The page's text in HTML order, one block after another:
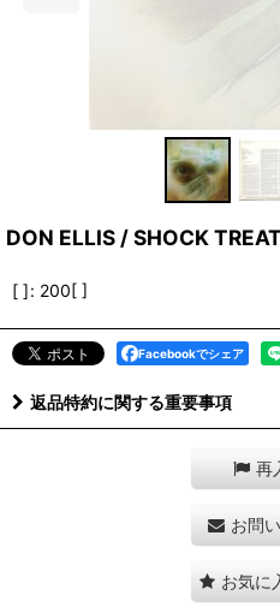
DON ELLIS / SHOCK
[ ]: 200[ ]
Facebookでシェア
返品特約に関する重要事項
再
お問
お気に